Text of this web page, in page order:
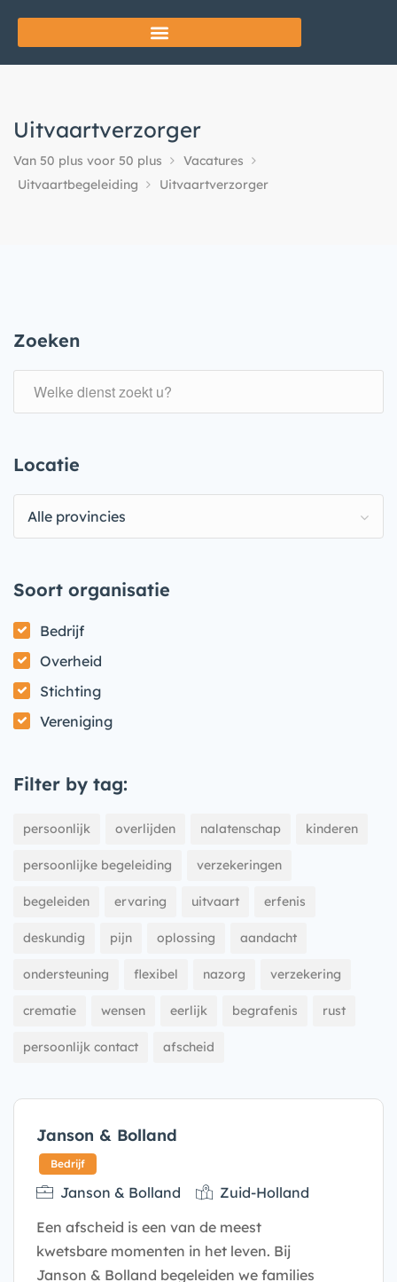
Uitvaartverzorger
Van 50 plus voor 50 plus
Vacatures
Uitvaartbegeleiding
Uitvaartverzorger
Zoeken
Locatie
Alle provincies
Soort organisatie
Bedrijf
Overheid
Stichting
Vereniging
Filter by tag:
persoonlijk overlijden nalatenschap kinderen
persoonlijke begeleiding verzekeringen
begeleiden ervaring uitvaart erfenis
deskundig pijn oplossing aandacht
ondersteuning flexibel nazorg verzekering
crematie wensen eerlijk begrafenis rust
persoonlijk contact afscheid
Janson & Bolland
Janson & Bolland
Zuid-Holland
Een afscheid is een van de meest
kwetsbare momenten in het leven. Bij
Janson & Bolland begeleiden we families